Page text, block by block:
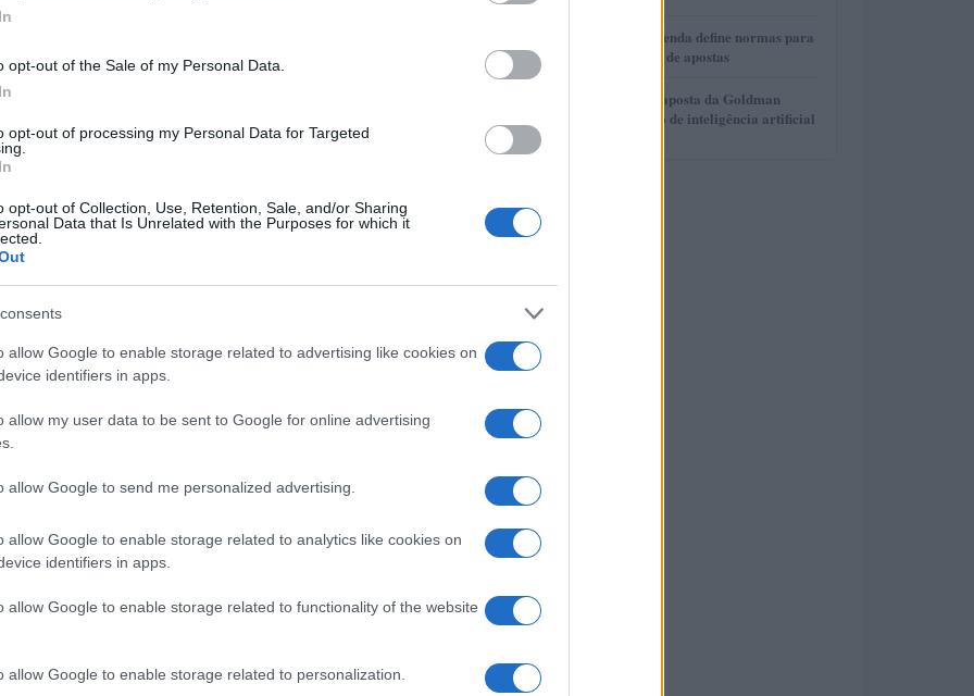
opt-out of the Sale of my Personal Data.
opt-out of processing my Personal Data for Targeted
opt-out of Collection, Use, Retention, Sale, and/or Sharing
Data that Is Unrelated with the Purposes for which it
allow Google to enable storage related to advertising like cookies on
identifiers in apps.
allow my user data to be sent to Google for online advertising
allow Google to send me personalized advertising.
allow Google to enable storage related to analytics like cookies on
identifiers in apps.
allow Google to enable storage related to functionality of the website
allow Google to enable storage related to personalization.
centros em Cajamar e Brasília, elevando para cinco o
número de unidades do…
Camilla Pellegrini · 25 abr 2026
rastreamento e aumenta controle sobre
4
Ministério da Fazenda define normas para
anúncios de casas de apostas
AlphaAI: A nova aposta da Goldman
Sachs no mercado de inteligência artificial